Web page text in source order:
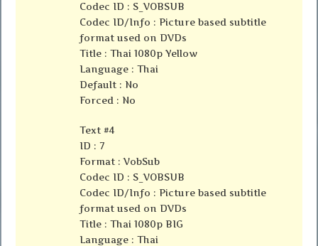
Codec ID : S_VOBSUB
Codec ID/Info : Picture based subtitle
format used on DVDs
Title : Thai 1080p Yellow
Language : Thai
Default : No
Forced : No
Text #4
ID : 7
Format : VobSub
Codec ID : S_VOBSUB
Codec ID/Info : Picture based subtitle
format used on DVDs
Title : Thai 1080p BIG
Language : Thai